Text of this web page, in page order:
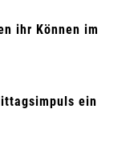
ihr Können im
ein